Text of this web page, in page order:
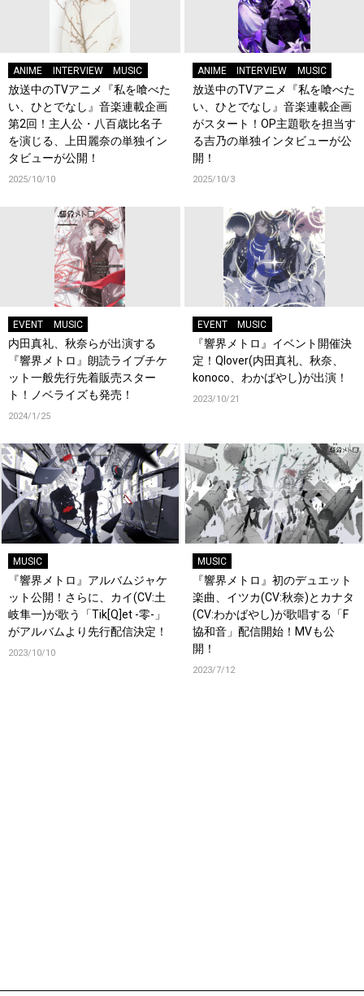
ANIME INTERVIEW MUSIC
放送中のTVアニメ『私を喰べた
い、ひとでなし』音楽連載企画
第2回！主人公・八百歳比名子
を演じる、上田麗奈の単独イン
タビューが公開！
2025/10/10
ANIME INTERVIEW MUSIC
放送中のTVアニメ『私を喰べた
い、ひとでなし』音楽連載企画
がスタート！OP主題歌を担当す
る吉乃の単独インタビューが公
開！
2025/10/3
EVENT MUSIC
内田真礼、秋奈らが出演する
『響界メトロ』朗読ライブチケ
ット一般先行先着販売スター
ト！ノベライズも発売！
2024/1/25
EVENT MUSIC
『響界メトロ』イベント開催決
定！Qlover(内田真礼、秋奈、
konoco、わかばやし)が出演！
2023/10/21
MUSIC
『響界メトロ』アルバムジャケ
ット公開！さらに、カイ(CV:土
岐隼一)が歌う「Tik[Q]et -零-」
がアルバムより先行配信決定！
2023/10/10
MUSIC
『響界メトロ』初のデュエット
楽曲、イツカ(CV:秋奈)とカナタ
(CV:わかばやし)が歌唱する「F
協和音」配信開始！MVも公
開！
2023/7/12